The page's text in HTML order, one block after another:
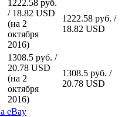
1222.58 руб.
/ 18.82 USD
(на 2
октября
2016)
1222.58 руб. /
18.82 USD
1308.5 руб. /
20.78 USD
(на 2
октября
2016)
1308.5 руб. /
20.78 USD
eBay